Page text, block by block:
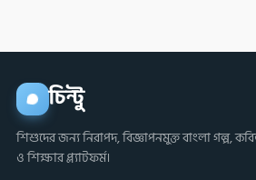
চিন্টু
শিশুদের জন্য নিরাপদ, বিজ্ঞাপনমুক্ত বাংলা গল্প,
ও শিক্ষার প্ল্যাটফর্ম।